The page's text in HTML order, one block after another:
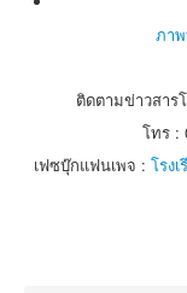
ภา
ติดตามข่าวสาร
โทร :
เฟซบุ๊กแฟนเพจ : โรง